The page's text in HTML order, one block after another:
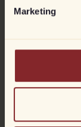
Marketing